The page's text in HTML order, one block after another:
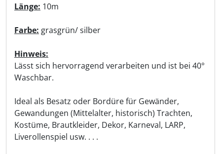
Länge: 10m
Farbe: grasgrün/ silber
Hinweis:
Lässt sich hervorragend verarbeiten und ist bei 40°
Waschbar.
Ideal als Besatz oder Bordüre für Gewänder,
Gewandungen (Mittelalter, historisch) Trachten,
Kostüme, Brautkleider, Dekor, Karneval, LARP,
Liverollenspiel usw. . . .